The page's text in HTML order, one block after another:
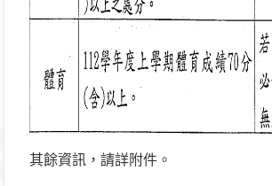
其餘資訊，請詳附件。